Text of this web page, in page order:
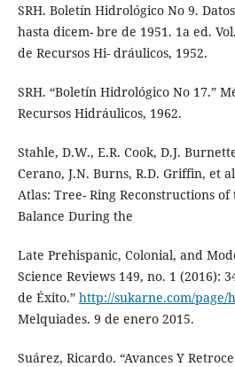
SRH. Boletín Hidrológico No 9.
hasta dicem- bre de 1951. 1a ed.
de Recursos Hi- dráulicos, 1952.
SRH. “Boletín Hidrológico No 17.”
Recursos Hidráulicos, 1962.
Stahle, D.W., E.R. Cook, D.J.
Cerano, J.N. Burns, R.D. Griffin, et
Atlas: Tree- Ring Reconstructions
Balance During the
Late Prehispanic, Colonial, and
Science Reviews 149, no. 1 (2016):
de Éxito.” http://sukarne.com/page/
Melquiades. 9 de enero 2015.
Suárez, Ricardo. “Avances Y